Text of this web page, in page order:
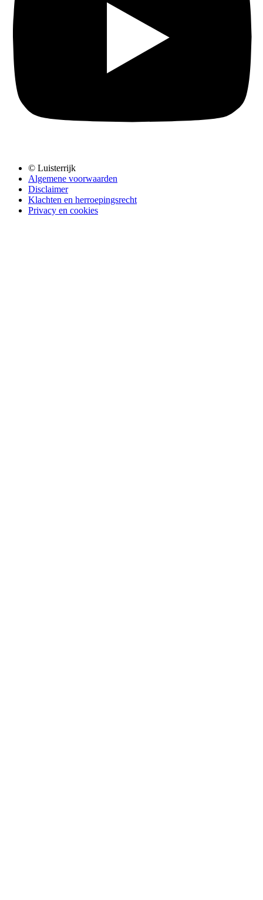
© Luisterrijk
Algemene voorwaarden
Disclaimer
Klachten en herroepingsrecht
Privacy en cookies